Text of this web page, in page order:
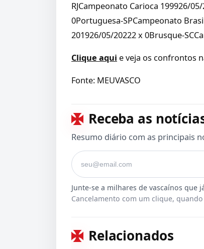
RJCampeonato Carioca 199926/
0Portuguesa-SPCampeonato
201926/05/20222 x 0Brusque-
Clique aqui e veja os confrontos
Fonte: MEUVASCO
Receba as
Resumo diário com as principais
Seu e-mail
Cancelamento com um clique,
Relacionados